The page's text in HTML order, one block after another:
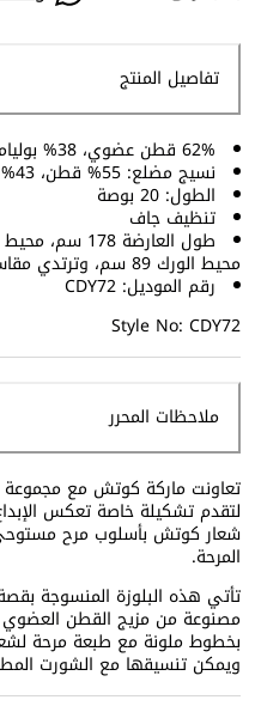
تفاصيل المنتج
62% قطن عضوي، 38% بولياميد معاد تدويره
نسيج مضلع: 55% قطن، 43% بولياميد، 2% إيلاستين
الطول: 20 بوصة
تنظيف جاف
محيط الورك 89 سم، وترتدي مقاس S.
رقم الموديل: CDY72
Style No: CDY72
ملاحظات المحرر
تعاونت ماركة كوتش مع مجموعة
لتقدم تشكيلة خاصة تعكس
شعار كوتش بأسلوب مرح
المرحة.
تأتي هذه البلوزة المنسوجة
مصنوعة من مزيج القطن العضوي
بخطوط ملونة مع طبعة مرحة
ويمكن تنسيقها مع الشورت